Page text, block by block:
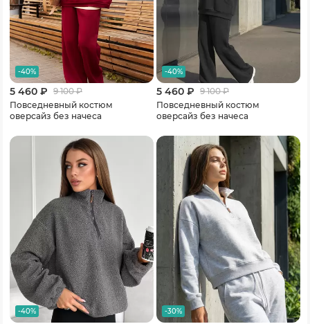
-40%
5 460 ₽ 9 100₽
Повседневный костюм
оверсайз без начеса
-40%
5 460 ₽ 9 100₽
Повседневный костюм
оверсайз без начеса
-40% -30%